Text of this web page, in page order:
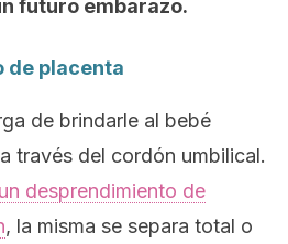
futuro embarazo.
de placenta
de brindarle al bebé
través del cordón umbilical.
desprendimiento de
, la misma se separa total o